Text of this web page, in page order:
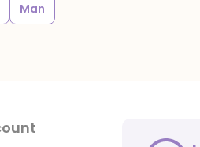
Man